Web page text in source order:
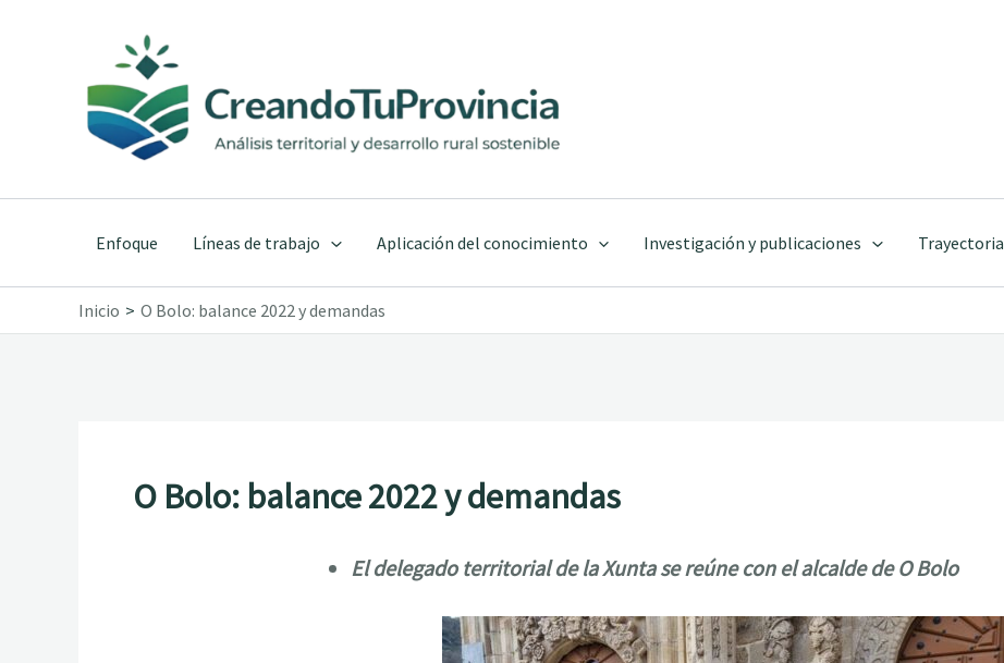
contenido
Enfoque Líneas de trabajo Aplicación del conocimiento Investigación y publicaciones Trayectoria
Inicio O Bolo: balance 2022 y demandas
O Bolo: balance 2022 y demandas
El delegado territorial de la Xunta se reúne con el alcalde de O Bolo